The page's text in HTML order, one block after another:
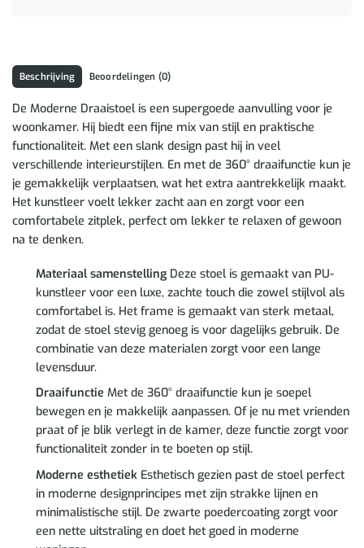
Beschrijving Beoordelingen (0)
De Moderne Draaistoel is een supergoede aanvulling voor je
woonkamer. Hij biedt een fijne mix van stijl en praktische
functionaliteit. Met een slank design past hij in veel
verschillende interieurstijlen. En met de 360° draaifunctie kun je
je gemakkelijk verplaatsen, wat het extra aantrekkelijk maakt.
Het kunstleer voelt lekker zacht aan en zorgt voor een
comfortabele zitplek, perfect om lekker te relaxen of gewoon
na te denken.
Materiaal samenstellingDeze stoel is gemaakt van PU-
kunstleer voor een luxe, zachte touch die zowel stijlvol als
comfortabel is. Het frame is gemaakt van sterk metaal,
zodat de stoel stevig genoeg is voor dagelijks gebruik. De
combinatie van deze materialen zorgt voor een lange
levensduur.
Draaifunctie Met de 360° draaifunctie kun je soepel
bewegen en je makkelijk aanpassen. Of je nu met vrienden
praat of je blik verlegt in de kamer, deze functie zorgt voor
functionaliteit zonder in te boeten op stijl.
Moderne esthetiekEsthetisch gezien past de stoel perfect
in moderne designprincipes met zijn strakke lijnen en
minimalistische stijl. De zwarte poedercoating zorgt voor
een nette uitstraling en doet het goed in moderne